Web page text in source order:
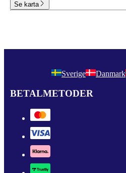
Se karta
Sverige Danmark
BETALMETODER